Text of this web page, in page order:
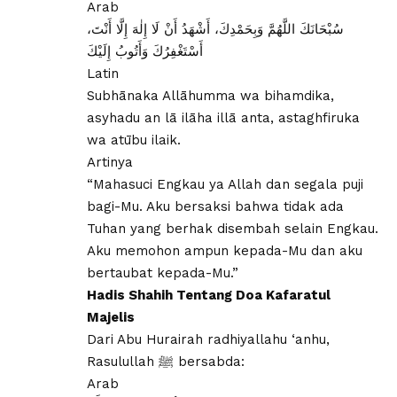
Arab
سُبْحَانَكَ اللَّهُمَّ وَبِحَمْدِكَ، أَشْهَدُ أَنْ لَا إِلٰهَ إِلَّا أَنْتَ،
أَسْتَغْفِرُكَ وَأَتُوبُ إِلَيْكَ
Latin
Subhānaka Allāhumma wa bihamdika,
asyhadu an lā ilāha illā anta, astaghfiruka
wa atūbu ilaik.
Artinya
“Mahasuci Engkau ya Allah dan segala puji
bagi-Mu. Aku bersaksi bahwa tidak ada
Tuhan yang berhak disembah selain Engkau.
Aku memohon ampun kepada-Mu dan aku
bertaubat kepada-Mu.”
Hadis Shahih Tentang Doa Kafaratul
Majelis
Dari Abu Hurairah radhiyallahu ‘anhu,
Rasulullah ﷺ bersabda:
Arab